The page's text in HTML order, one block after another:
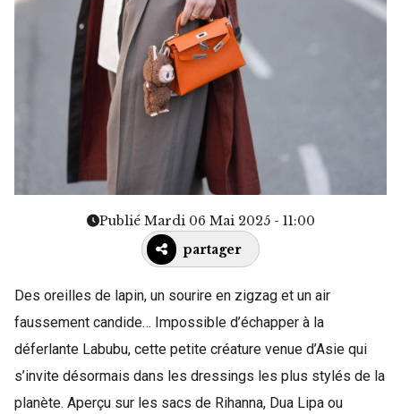
Publié Mardi 06 Mai 2025 - 11:00
partager
Des oreilles de lapin, un sourire en zigzag et un air
faussement candide… Impossible d’échapper à la
déferlante Labubu, cette petite créature venue d’Asie qui
s’invite désormais dans les dressings les plus stylés de la
planète. Aperçu sur les sacs de Rihanna, Dua Lipa ou